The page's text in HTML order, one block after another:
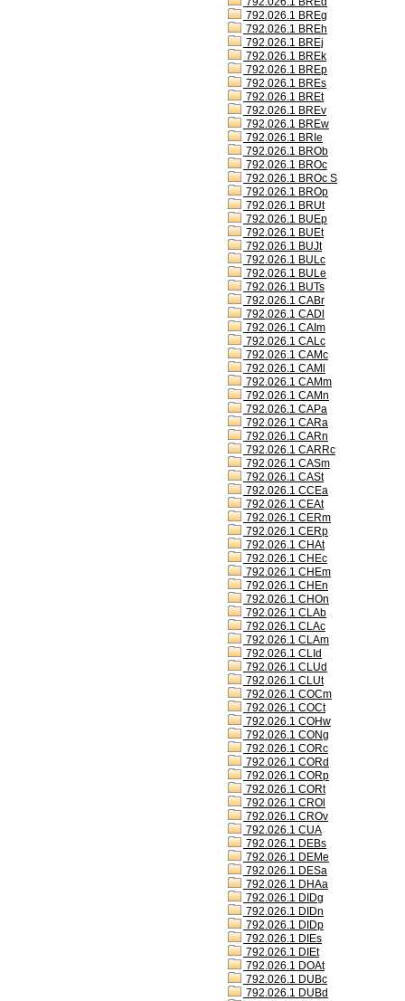
792.026.1 BREg
792.026.1 BREh
792.026.1 BREj
792.026.1 BREk
792.026.1 BREp
792.026.1 BREs
792.026.1 BREt
792.026.1 BREv
792.026.1 BREw
792.026.1 BRIe
792.026.1 BROb
792.026.1 BROc
792.026.1 BROc S
792.026.1 BROp
792.026.1 BRUt
792.026.1 BUEp
792.026.1 BUEt
792.026.1 BUJt
792.026.1 BULc
792.026.1 BULe
792.026.1 BUTs
792.026.1 CABr
792.026.1 CADl
792.026.1 CAIm
792.026.1 CALc
792.026.1 CAMc
792.026.1 CAMl
792.026.1 CAMm
792.026.1 CAMn
792.026.1 CAPa
792.026.1 CARa
792.026.1 CARn
792.026.1 CARRc
792.026.1 CASm
792.026.1 CASt
792.026.1 CCEa
792.026.1 CEAt
792.026.1 CERm
792.026.1 CERp
792.026.1 CHAt
792.026.1 CHEc
792.026.1 CHEm
792.026.1 CHEn
792.026.1 CHOn
792.026.1 CLAb
792.026.1 CLAc
792.026.1 CLAm
792.026.1 CLId
792.026.1 CLUd
792.026.1 CLUt
792.026.1 COCm
792.026.1 COCt
792.026.1 COHw
792.026.1 CONg
792.026.1 CORc
792.026.1 CORd
792.026.1 CORp
792.026.1 CORt
792.026.1 CROl
792.026.1 CROv
792.026.1 CUA
792.026.1 DEBs
792.026.1 DEMe
792.026.1 DESa
792.026.1 DHAa
792.026.1 DIDg
792.026.1 DIDn
792.026.1 DIDp
792.026.1 DIEs
792.026.1 DIEt
792.026.1 DOAt
792.026.1 DUBc
792.026.1 DUBd